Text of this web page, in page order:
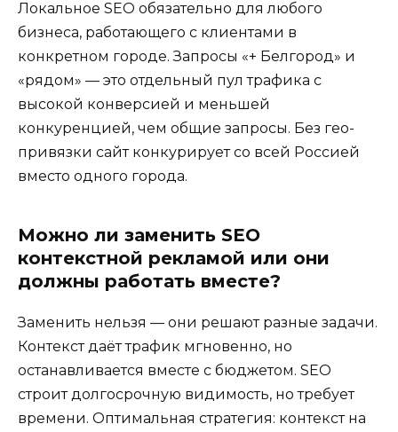
Локальное SEO обязательно для любого
бизнеса, работающего с клиентами в
конкретном городе. Запросы «+ Белгород» и
«рядом» — это отдельный пул трафика с
высокой конверсией и меньшей
конкуренцией, чем общие запросы. Без гео-
привязки сайт конкурирует со всей Россией
вместо одного города.
Можно ли заменить SEO
контекстной рекламой или они
должны работать вместе?
Заменить нельзя — они решают разные задачи.
Контекст даёт трафик мгновенно, но
останавливается вместе с бюджетом. SEO
строит долгосрочную видимость, но требует
времени. Оптимальная стратегия: контекст на